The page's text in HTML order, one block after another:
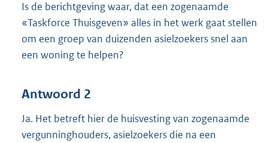
Is de berichtgeving waar, dat een zogenaamde
«Taskforce Thuisgeven» alles in het werk gaat stellen
om een groep van duizenden asielzoekers snel aan
een woning te helpen?
Antwoord 2
Ja. Het betreft hier de huisvesting van zogenaamde
vergunninghouders, asielzoekers die na een